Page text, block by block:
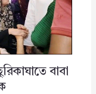
বাবা